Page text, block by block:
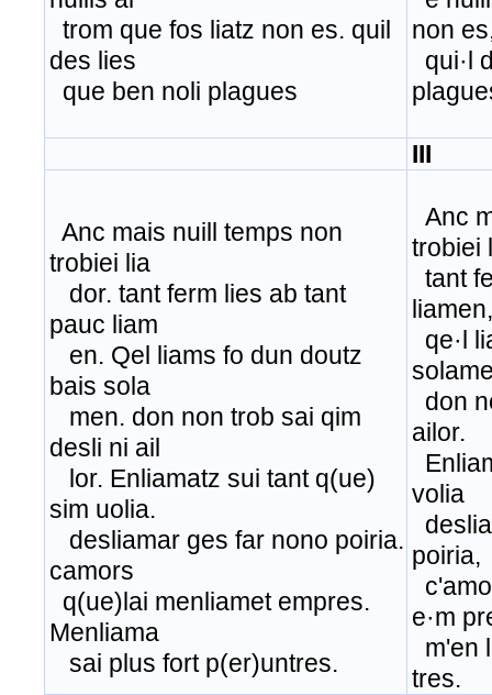
trom que fos liatz non es. quil
des lies
que ben noli plagues
non
qui·l
III
Anc mais nuill temps non
trobiei lia
dor. tant ferm lies ab tant
pauc liam
en. Qel liams fo dun doutz
bais sola
men. don non trob sai qim
desli ni ail
lor. Enliamatz sui tant q(ue)
sim uolia.
desliamar ges far nono poiria.
camors
q(ue)lai menliamet empres.
Menliama
sai plus fort p(er)untres.
Anc
trobiei
tant
liamen,
qe·l
don
ailor.
volia
poiria,
e·m
m'en
tres.